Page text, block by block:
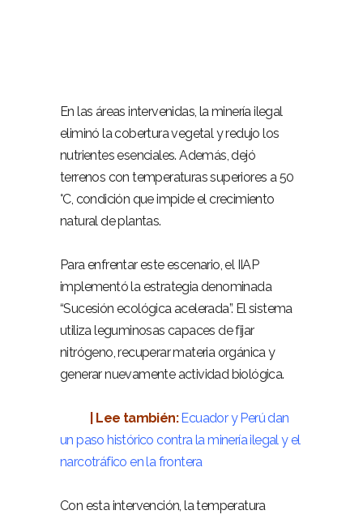
En las áreas intervenidas, la minería ilegal
eliminó la cobertura vegetal y redujo los
nutrientes esenciales. Además, dejó
terrenos con temperaturas superiores a 50
°C, condición que impide el crecimiento
natural de plantas.
Para enfrentar este escenario, el IIAP
implementó la estrategia denominada
“Sucesión ecológica acelerada”. El sistema
utiliza leguminosas capaces de fijar
nitrógeno, recuperar materia orgánica y
generar nuevamente actividad biológica.
| Lee también:Ecuador y Perú dan
un paso histórico contra la minería ilegal y el
narcotráfico en la frontera
Con esta intervención, la temperatura